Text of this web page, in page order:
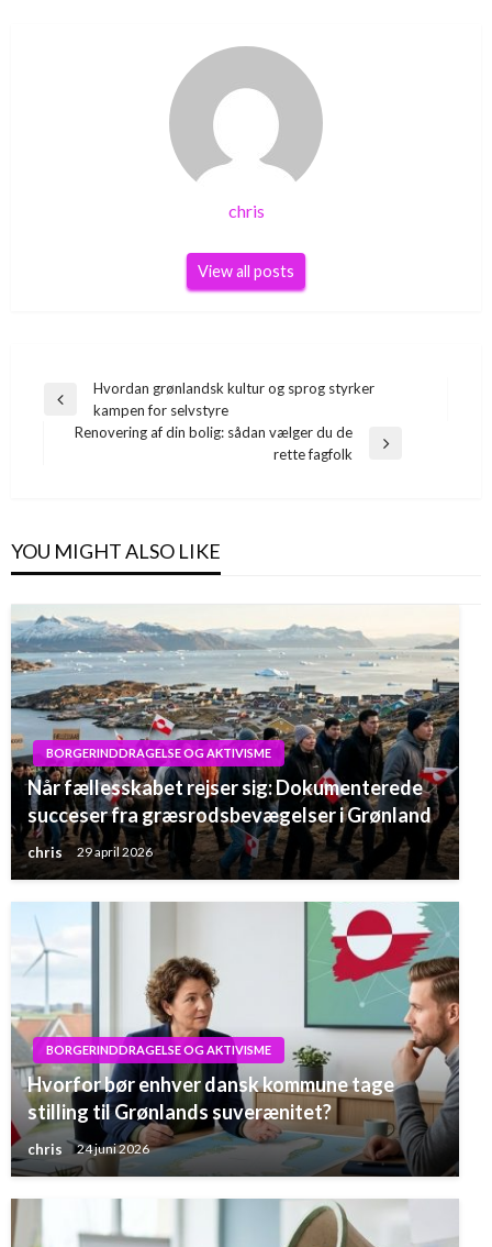
chris
View all posts
Indlægsnavigation
Previous
Hvordan grønlandsk kultur og sprog styrker
kampen for selvstyre
Renovering af din bolig: sådan vælger du de
rette fagfolk
YOU MIGHT ALSO LIKE
BORGERINDDRAGELSE OG AKTIVISME
Når fællesskabet rejser sig: Dokumenterede
succeser fra græsrodsbevægelser i Grønland
chris 29 april 2026
BORGERINDDRAGELSE OG AKTIVISME
Hvorfor bør enhver dansk kommune tage
stilling til Grønlands suverænitet?
chris 24 juni 2026